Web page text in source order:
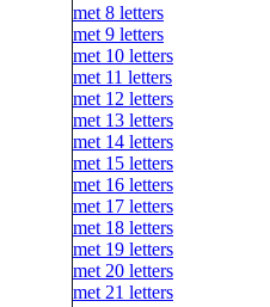
met 8 letters
met 9 letters
met 10 letters
met 11 letters
met 12 letters
met 13 letters
met 14 letters
met 15 letters
met 16 letters
met 17 letters
met 18 letters
met 19 letters
met 20 letters
met 21 letters